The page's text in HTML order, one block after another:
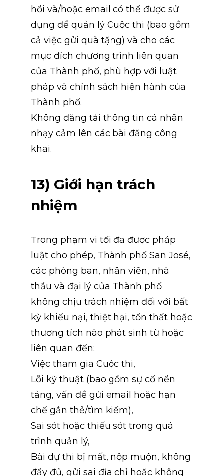
hồi và/hoặc email có thể được sử
dụng để quản lý Cuộc thi (bao gồm
cả việc gửi quà tặng) và cho các
mục đích chương trình liên quan
của Thành phố, phù hợp với luật
pháp và chính sách hiện hành của
Thành phố.
Không đăng tải thông tin cá nhân
nhạy cảm lên các bài đăng công
khai.
13) Giới hạn trách
nhiệm
Trong phạm vi tối đa được pháp
luật cho phép, Thành phố San José,
các phòng ban, nhân viên, nhà
thầu và đại lý của Thành phố
không chịu trách nhiệm đối với bất
kỳ khiếu nại, thiệt hại, tổn thất hoặc
thương tích nào phát sinh từ hoặc
liên quan đến:
Việc tham gia Cuộc thi,
Lỗi kỹ thuật (bao gồm sự cố nền
tảng, vấn đề gửi email hoặc hạn
chế gắn thẻ/tìm kiếm),
Sai sót hoặc thiếu sót trong quá
trình quản lý,
Bài dự thi bị mất, nộp muộn, không
đầy đủ, gửi sai địa chỉ hoặc không